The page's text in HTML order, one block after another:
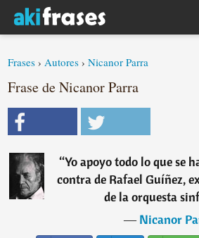
Frases ›Autores ›Nicanor Parra
Frase de Nicanor Parra
“Yo apoyo todo lo que se
contra de Rafael Guíñez,
de la orquesta
―Nicanor